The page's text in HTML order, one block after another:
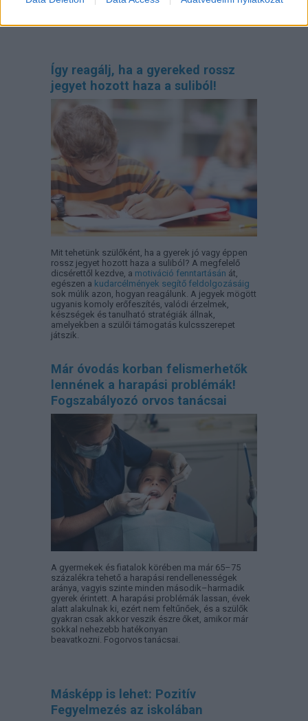
biztonságérzet, amelyre a gyereknek nap mint nap
Így reagálj, ha a gyereked rossz
jegyet hozott haza a suliból!
Mit tehetünk szülőként, ha a gyerek jó vagy éppen
rossz jegyet hozott haza a suliból? A megfelelő
dicsérettől kezdve, a motiváció fenntartásán át,
egészen a kudarcélmények segítő feldolgozásáig
sok múlik azon, hogyan reagálunk. A jegyek mögött
ugyanis komoly erőfeszítés, valódi érzelmek,
készségek és tanulható stratégiák állnak,
amelyekben a szülői támogatás kulcsszerepet
játszik.
Már óvodás korban felismerhetők
lennének a harapási problémák!
Fogszabályozó orvos tanácsai
A gyermekek és fiatalok körében ma már 65–75
százalékra tehető a harapási rendellenességek
aránya, vagyis szinte minden második–harmadik
gyerek érintett. A harapási problémák lassan, évek
alatt alakulnak ki, ezért nem feltűnőek, és a szülők
gyakran csak akkor veszik észre őket, amikor már
sokkal nehezebb hatékonyan
beavatkozni. Fogorvos tanácsai.
Másképp is lehet: Pozitív
Fegyelmezés az iskolában